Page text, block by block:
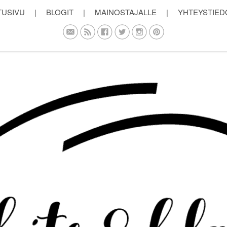
| BLOGIT | MAINOSTAJALLE |